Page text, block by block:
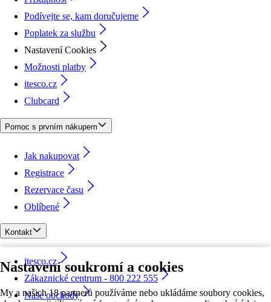
Nastavení soukromí a cookies
My a našich 18 partnerů používáme nebo ukládáme soubory cookies,
Podívejte se, kam doručujeme
Poplatek za službu
Nastavení Cookies
Možnosti platby
itesco.cz
Clubcard
Pomoc s prvním nákupem
Jak nakupovat
Registrace
Rezervace času
Oblíbené
Kontakt
itesco.cz
Zákaznické centrum - 800 222 555
Naše obchody